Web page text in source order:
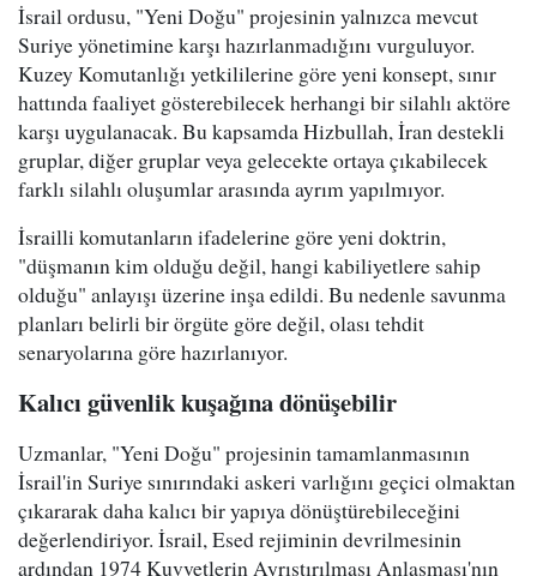
İsrail ordusu, "Yeni Doğu" projesinin yalnızca mevcut
Suriye yönetimine karşı hazırlanmadığını vurguluyor.
Kuzey Komutanlığı yetkililerine göre yeni konsept, sınır
hattında faaliyet gösterebilecek herhangi bir silahlı aktöre
karşı uygulanacak. Bu kapsamda Hizbullah, İran destekli
gruplar, diğer gruplar veya gelecekte ortaya çıkabilecek
farklı silahlı oluşumlar arasında ayrım yapılmıyor.
İsrailli komutanların ifadelerine göre yeni doktrin,
"düşmanın kim olduğu değil, hangi kabiliyetlere sahip
olduğu" anlayışı üzerine inşa edildi. Bu nedenle savunma
planları belirli bir örgüte göre değil, olası tehdit
senaryolarına göre hazırlanıyor.
Kalıcı güvenlik kuşağına dönüşebilir
Uzmanlar, "Yeni Doğu" projesinin tamamlanmasının
İsrail'in Suriye sınırındaki askeri varlığını geçici olmaktan
çıkararak daha kalıcı bir yapıya dönüştürebileceğini
değerlendiriyor. İsrail, Esed rejiminin devrilmesinin
ardından 1974 Kuvvetlerin Ayrıştırılması Anlaşması'nın